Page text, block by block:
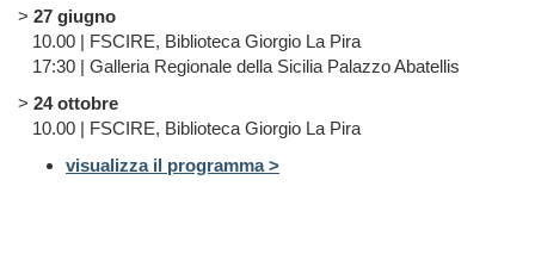
> 27 giugno
10.00 | FSCIRE, Biblioteca Giorgio La Pira
17:30 | Galleria Regionale della Sicilia Palazzo Abatellis
> 24 ottobre
10.00 | FSCIRE, Biblioteca Giorgio La Pira
visualizza il programma >